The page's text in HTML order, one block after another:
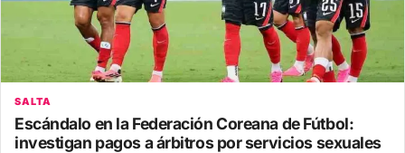
SALTA
Escándalo en la Federación Coreana de Fútbol:
investigan pagos a árbitros por servicios sexuales